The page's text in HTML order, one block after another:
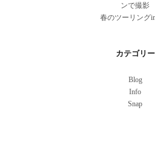
ンで撮影
春のツーリング
カテゴリー
Blog
Info
Snap